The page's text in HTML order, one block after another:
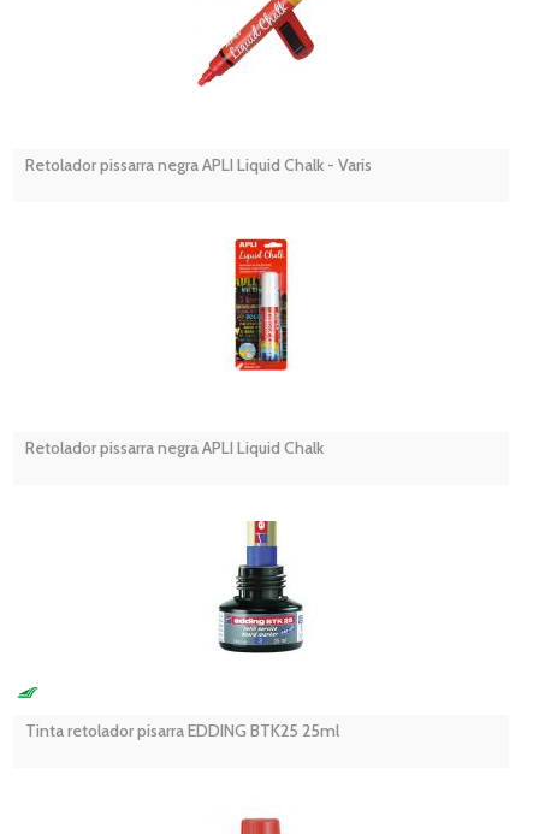
Retolador pissarra negra APLI Liquid Chalk - Varis
Retolador pissarra negra APLI Liquid Chalk
Tinta retolador pisarra EDDING BTK25 25ml